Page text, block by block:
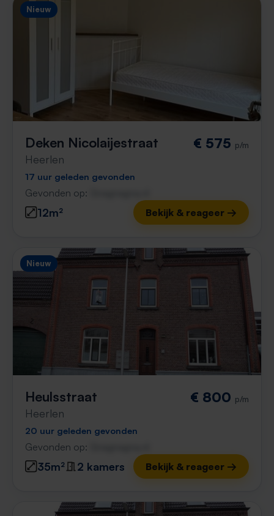
Nieuw
Deken Nicolaijestraat
Heerlen
€ 575 p/m
17 uur geleden gevonden
Gevonden op:
12m² Bekijk & reageer →
Nieuw
Heulsstraat
Heerlen
€ 800 p/m
20 uur geleden gevonden
Gevonden op:
35m² 2 kamers Bekijk & reageer →